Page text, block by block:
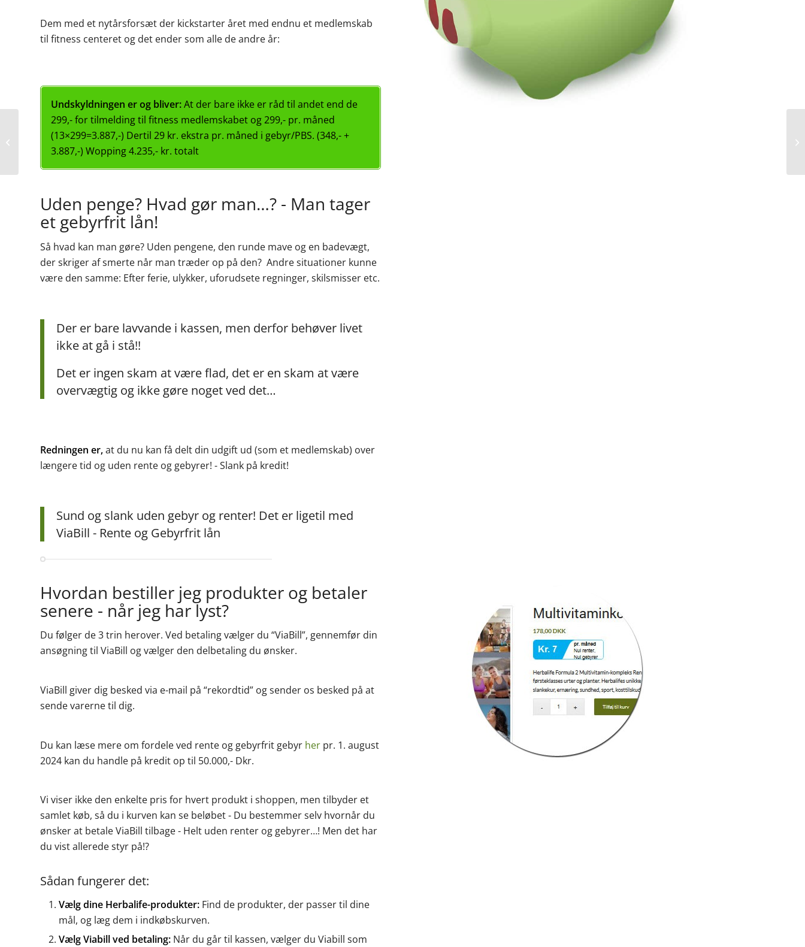
Dem med et nytårsforsæt der kickstarter året med endnu et medlemskab
til fitness centeret og det ender som alle de andre år:
Undskyldningen er og bliver:At der bare ikke er råd til andet end de
299,- for tilmelding til fitness medlemskabet og 299,- pr. måned
(13×299=3.887,-) Dertil 29 kr. ekstra pr. måned i gebyr/PBS. (348,- +
3.887,-) Wopping 4.235,- kr. totalt
Uden penge? Hvad gør man…? - Man tager
et gebyrfrit lån!
Så hvad kan man gøre? Uden pengene, den runde mave og en badevægt,
der skriger af smerte når man træder op på den? Andre situationer kunne
være den samme: Efter ferie, ulykker, uforudsete regninger, skilsmisser etc.
Der er bare lavvande i kassen, men derfor behøver livet
ikke at gå i stå!!
Det er ingen skam at være flad, det er en skam at være
overvægtig og ikke gøre noget ved det…
Redningen er,at du nu kan få delt din udgift ud (som et medlemskab) over
længere tid og uden rente og gebyrer! - Slank på kredit!
Sund og slank uden gebyr og renter! Det er ligetil med
ViaBill - Rente og Gebyrfrit lån
Hvordan bestiller jeg produkter og betaler
senere - når jeg har lyst?
Du følger de 3 trin herover. Ved betaling vælger du “ViaBill”, gennemfør din
ansøgning til ViaBill og vælger den delbetaling du ønsker.
ViaBill giver dig besked via e-mail på “rekordtid” og sender os besked på at
sende varerne til dig.
Du kan læse mere om fordele ved rente og gebyrfrit gebyr her pr. 1. august
2024 kan du handle på kredit op til 50.000,- Dkr.
Vi viser ikke den enkelte pris for hvert produkt i shoppen, men tilbyder et
samlet køb, så du i kurven kan se beløbet - Du bestemmer selv hvornår du
ønsker at betale ViaBill tilbage - Helt uden renter og gebyrer…! Men det har
du vist allerede styr på!?
Sådan fungerer det:
Vælg dine Herbalife-produkter: Find de produkter, der passer til dine
mål, og læg dem i indkøbskurven.
Vælg Viabill ved betaling: Når du går til kassen, vælger du Viabill som
Sådan hydrerer du ved
fitness træning